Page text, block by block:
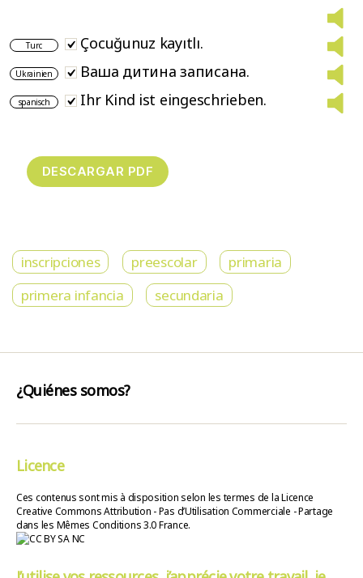
Turc Çocuğunuz kayıtlı.
Ukrainien Ваша дитина записана.
spanisch Ihr Kind ist eingeschrieben.
inscripciones preescolar
primaria
primera infancia
secundaria
¿Quiénes somos?
Licence
Ces contenus sont mis à disposition selon les termes de la Licence
Creative Commons Attribution - Pas d’Utilisation Commerciale - Partage
dans les Mêmes Conditions 3.0 France.